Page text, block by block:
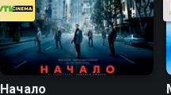
Начало